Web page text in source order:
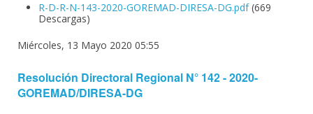
R-D-R-N-143-2020-GOREMAD-DIRESA-DG.pdf(669
Descargas)
Miércoles, 13 Mayo 2020 05:55
Resolución Directoral Regional N° 142 - 2020-
GOREMAD/DIRESA-DG